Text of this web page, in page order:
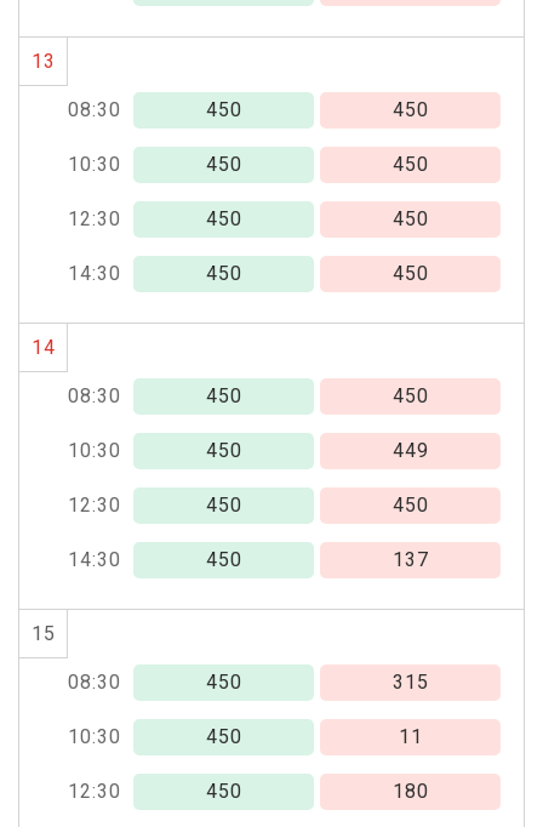
13
08:30 450 450
10:30 450 450
12:30 450 450
14:30 450 450
14
08:30 450 450
10:30 450 449
12:30 450 450
14:30 450 137
15
08:30 450 315
10:30 450 11
12:30 450 180